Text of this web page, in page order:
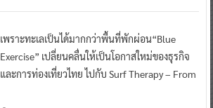
เพราะทะเลเป็นได้มากกว่าพื้นที่พักผ่อน“Blue
Exercise” เปลี่ยนคลื่นให้เป็นโอกาสใหม่ของธุรกิจ
และการท่องเที่ยวไทย ไปกับ Surf Therapy – From